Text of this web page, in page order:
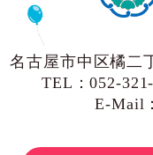
名古屋市中区橘二
TEL：052-
E-Mail